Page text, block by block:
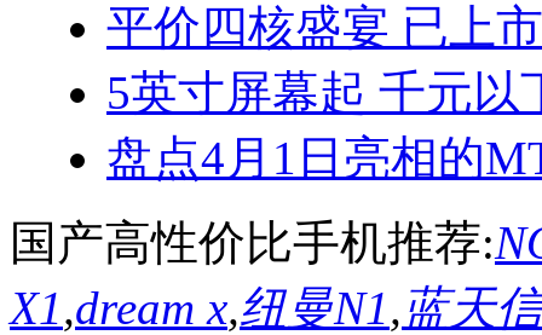
平价四核盛宴 已上
5英寸屏幕起 千元以
盘点4月1日亮相的
国产高性价比手机推荐:
X1,dream x,纽曼N1,蓝天